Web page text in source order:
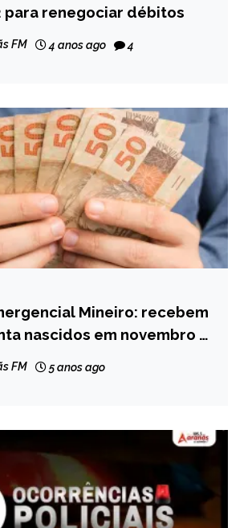
para renegociar débitos
FM 4 anos ago 4
Mineiro: recebem
nascidos em novembro e
FM 5 anos ago